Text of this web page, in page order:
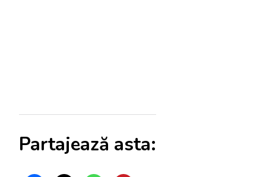
Partajează asta: